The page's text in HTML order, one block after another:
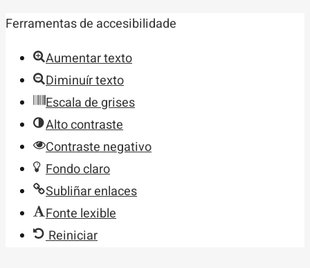
de
ferramentas
Ferramentas de accesibilidade
Aumentar texto
Diminuír texto
Escala de grises
Alto contraste
Contraste negativo
Fondo claro
Subliñar enlaces
Fonte lexible
Reiniciar